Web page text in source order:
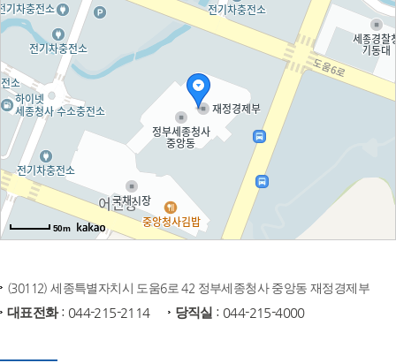
50m
(30112) 세종특별자치시 도움6로 42 정부세종청사 중앙동 재정경제부
대표전화: 044-215-2114 당직실 : 044-215-4000